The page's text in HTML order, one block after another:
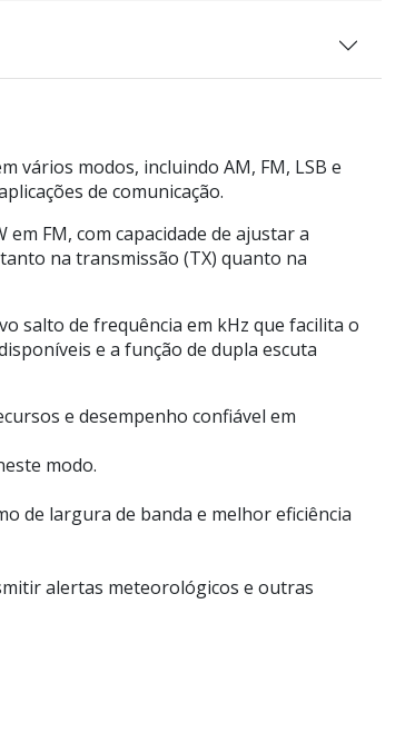
vários modos, incluindo AM, FM, LSB e
de comunicação.
FM, com capacidade de ajustar a
na transmissão (TX) quanto na
salto de frequência em kHz que facilita o
e a função de dupla escuta
e desempenho confiável em
modo.
de largura de banda e melhor eficiência
alertas meteorológicos e outras